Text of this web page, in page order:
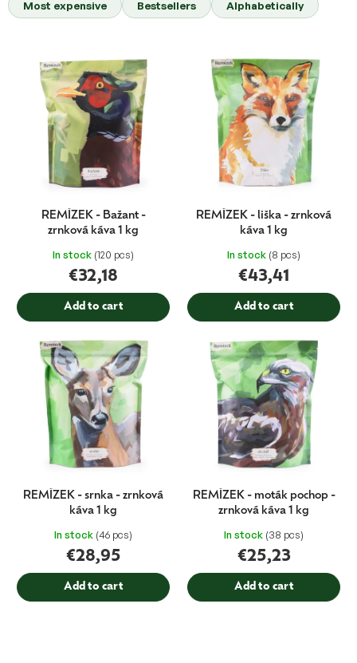
d
Most expensive
Bestsellers Alphabetically
REMÍZEK - Bažant -
zrnková káva 1 kg
In stock (120 pcs)
€32,18
Add to cart
REMÍZEK - liška - zrnková
káva 1 kg
In stock (8 pcs)
€43,41
Add to cart
REMÍZEK - srnka - zrnková
káva 1 kg
In stock (46 pcs)
€28,95
Add to cart
REMÍZEK - moták pochop -
zrnková káva 1 kg
In stock (38 pcs)
€25,23
Add to cart